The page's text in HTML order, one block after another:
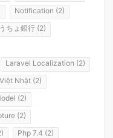
Notification (2)
ちょ銀行 (2)
Laravel Localization (2)
Nhật (2)
(2)
(2)
Php 7.4 (2)